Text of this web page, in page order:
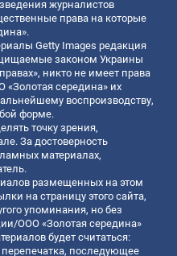
журналистов
права на которые
Getty Images редакция
законом Украины
никто не имеет права
середина» их
воспроизводству,
форме.
точку зрения,
За достоверность
материалах,
размещенных на этом
на страницу этого сайта,
упоминания, но без
ООО «Золотая середина»
будет считаться:
последующее